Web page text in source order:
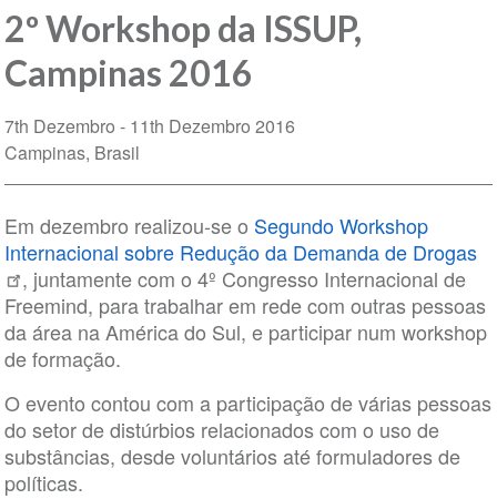
2º Workshop da ISSUP,
Campinas 2016
7th Dezembro
11th Dezembro 2016
Campinas Brasil
Em dezembro realizou-se o Segundo Workshop
Internacional sobre Redução da Demanda de Drogas
, juntamente com o 4º Congresso Internacional de
Freemind, para trabalhar em rede com outras pessoas
da área na América do Sul, e participar num workshop
de formação.
O evento contou com a participação de várias pessoas
do setor de distúrbios relacionados com o uso de
substâncias, desde voluntários até formuladores de
políticas.